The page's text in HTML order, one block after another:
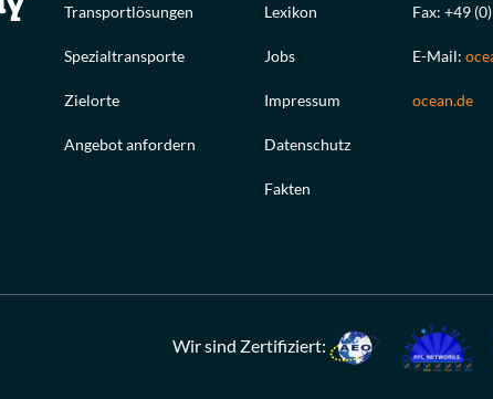
Transportlösungen
Spezialtransporte
Zielorte
Angebot anfordern
Lexikon
Jobs
Impressum
Datenschutz
Fakten
Fax: +49
E-Mail:
ocean.de
Wir sind Zertifiziert: